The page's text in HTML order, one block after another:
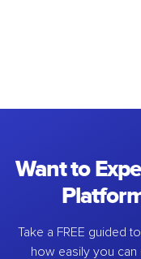
Want to
Take a FREE guided
how easily you